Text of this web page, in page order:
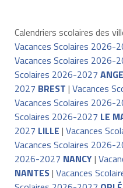
Calendriers scolaires des
Vacances Scolaires 2026-
Vacances Scolaires 2026-
Scolaires 2026-2027
2027 BREST | Vacances
Vacances Scolaires 2026-
Scolaires 2026-2027 LE
2027 LILLE | Vacances
Vacances Scolaires 2026-
2026-2027 NANCY|
NANTES| Vacances